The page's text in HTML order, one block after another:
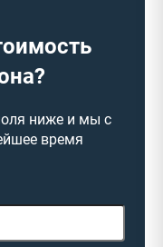
ниже и мы с
время